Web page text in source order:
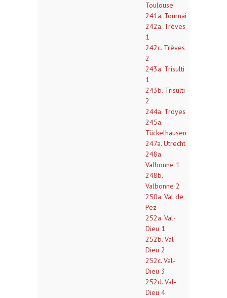
Toulouse
241a. Tournai
242a. Trèves
1
242c. Trèves
2
243a. Trisulti
1
243b. Trisulti
2
244a. Troyes
245a.
Tückelhausen
247a. Utrecht
248a.
Valbonne 1
248b.
Valbonne 2
250a. Val de
Pez
252a. Val-
Dieu 1
252b. Val-
Dieu 2
252c. Val-
Dieu 3
252d. Val-
Dieu 4